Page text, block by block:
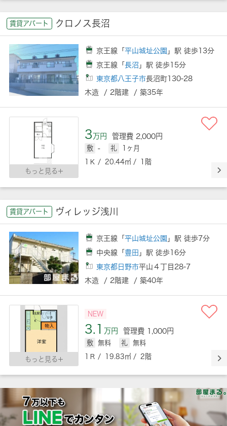
賃貸アパート クロノス長沼
京王線「平山城址公園 」駅 徒歩13分
京王線「長沼 」駅 徒歩15分
東京都八王子市長沼町130-28
木造 / 2階建 / 築35年
もっと見る
3万円 管理費 2,000円
敷 - 礼
1ヶ月
1Ｋ / 20.44㎡ / 1階
賃貸アパート ヴィレッジ浅川
京王線「平山城址公園 」駅 徒歩7分
中央線「 豊田 」駅 徒歩16分
東京都日野市平山４丁目28-7
木造 / 2階建 / 築40年
もっと見る
NEW
3.1万円 管理費 1,000円
敷 無料 礼
無料
1Ｒ / 19.83㎡ / 2階